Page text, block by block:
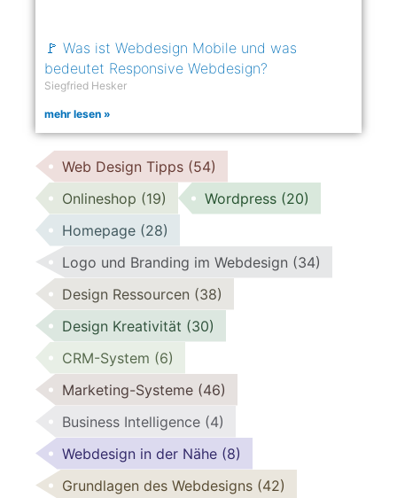
🚩 Was ist Webdesign Mobile und was
bedeutet Responsive Webdesign?
Siegfried Hesker
mehr lesen »
Web Design Tipps (54)
Onlineshop (19) Wordpress (20)
Homepage (28)
Logo und Branding im Webdesign (34)
Design Ressourcen (38)
Design Kreativität (30)
CRM-System (6)
Marketing-Systeme (46)
Business Intelligence (4)
Webdesign in der Nähe (8)
Grundlagen des Webdesigns (42)